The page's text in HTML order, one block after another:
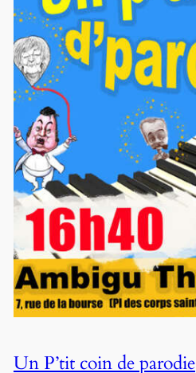
Un P’tit coin de parodie